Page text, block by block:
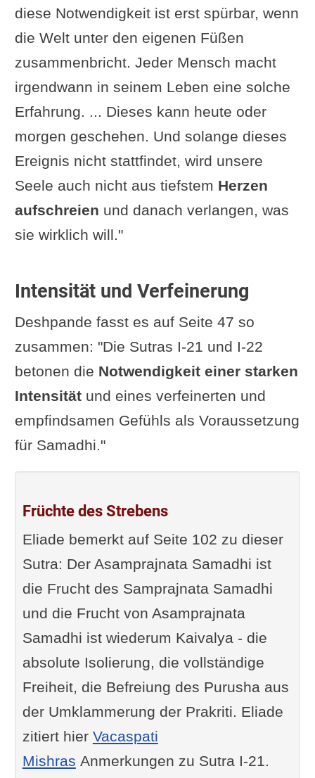
diese Notwendigkeit ist erst spürbar, wenn
die Welt unter den eigenen Füßen
zusammenbricht. Jeder Mensch macht
irgendwann in seinem Leben eine solche
Erfahrung. ... Dieses kann heute oder
morgen geschehen. Und solange dieses
Ereignis nicht stattfindet, wird unsere
Seele auch nicht aus tiefstem Herzen
aufschreien und danach verlangen, was
sie wirklich will."
Intensität und Verfeinerung
Deshpande fasst es auf Seite 47 so
zusammen: "Die Sutras I-21 und I-22
betonen die Notwendigkeit einer starken
Intensitätund eines verfeinerten und
empfindsamen Gefühls als Voraussetzung
für Samadhi."
Früchte des Strebens
Eliade bemerkt auf Seite 102 zu dieser
Sutra: Der Asamprajnata Samadhi ist
die Frucht des Samprajnata Samadhi
und die Frucht von Asamprajnata
Samadhi ist wiederum Kaivalya - die
absolute Isolierung, die vollständige
Freiheit, die Befreiung des Purusha aus
der Umklammerung der Prakriti. Eliade
zitiert hier Vacaspati
Mishras Anmerkungen zu Sutra I-21.